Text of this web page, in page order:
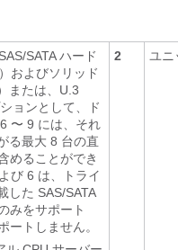
SATA ハード
およびソリッド
または、U.3
ョンとして、ド
〜 9 には、それ
る最大 8 台の直
めることができ
び 6 は、トライ
した SAS/SATA
みをサポート
ートしません。
2 ユニ